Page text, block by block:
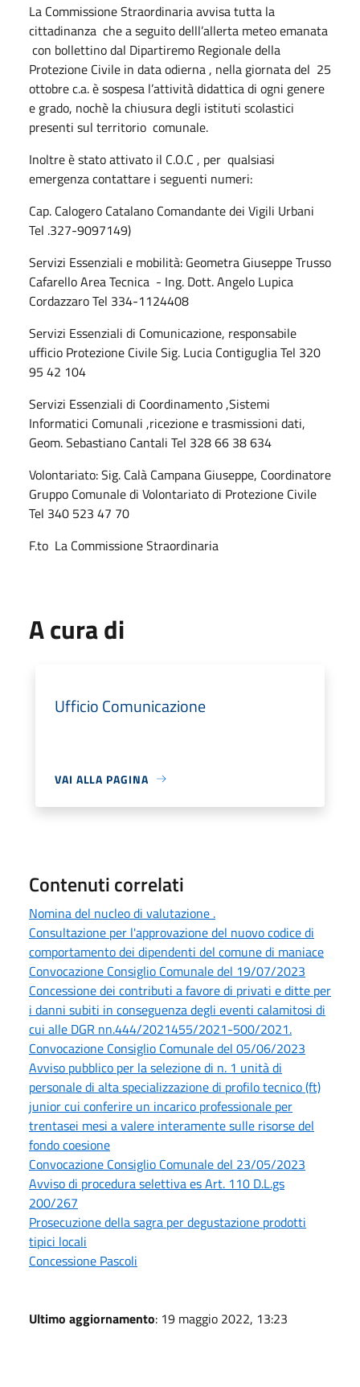
La Commissione Straordinaria avvisa tutta la
cittadinanza che a seguito delll’allerta meteo emanata
con bollettino dal Dipartiremo Regionale della
Protezione Civile in data odierna , nella giornata del 25
ottobre c.a. è sospesa l’attività didattica di ogni genere
e grado, nochè la chiusura degli istituti scolastici
presenti sul territorio comunale.
Inoltre è stato attivato il C.O.C , per qualsiasi
emergenza contattare i seguenti numeri:
Cap. Calogero Catalano Comandante dei Vigili Urbani
Tel .327-9097149)
Servizi Essenziali e mobilità: Geometra Giuseppe Trusso
Cafarello Area Tecnica - Ing. Dott. Angelo Lupica
Cordazzaro Tel 334-1124408
Servizi Essenziali di Comunicazione, responsabile
ufficio Protezione Civile Sig. Lucia Contiguglia Tel 320
95 42 104
Servizi Essenziali di Coordinamento ,Sistemi
Informatici Comunali ,ricezione e trasmissioni dati,
Geom. Sebastiano Cantali Tel 328 66 38 634
Volontariato: Sig. Calà Campana Giuseppe, Coordinatore
Gruppo Comunale di Volontariato di Protezione Civile
Tel 340 523 47 70
F.to La Commissione Straordinaria
A cura di
Ufficio Comunicazione
VAI ALLA PAGINA
Contenuti correlati
Nomina del nucleo di valutazione .
Consultazione per l'approvazione del nuovo codice di
comportamento dei dipendenti del comune di maniace
Convocazione Consiglio Comunale del 19/07/2023
Concessione dei contributi a favore di privati e ditte per
i danni subiti in conseguenza degli eventi calamitosi di
cui alle DGR nn.444/2021455/2021-500/2021.
Convocazione Consiglio Comunale del 05/06/2023
Avviso pubblico per la selezione di n. 1 unità di
personale di alta specializzazione di profilo tecnico (ft)
junior cui conferire un incarico professionale per
trentasei mesi a valere interamente sulle risorse del
fondo coesione
Convocazione Consiglio Comunale del 23/05/2023
Avviso di procedura selettiva es Art. 110 D.L.gs
200/267
Prosecuzione della sagra per degustazione prodotti
tipici locali
Concessione Pascoli
Ultimo aggiornamento: 19 maggio 2022, 13:23